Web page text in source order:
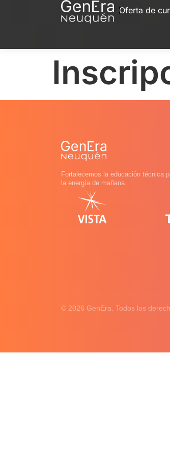
Oferta de
Fortalecemos la educación técnica
la energía de mañana.
© 2026 GenEra. Todos los